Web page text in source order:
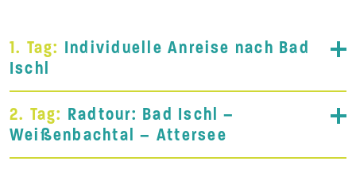
1. Tag: Individuelle Anreise nach Bad
Ischl
2. Tag: Radtour: Bad Ischl –
Weißenbachtal – Attersee